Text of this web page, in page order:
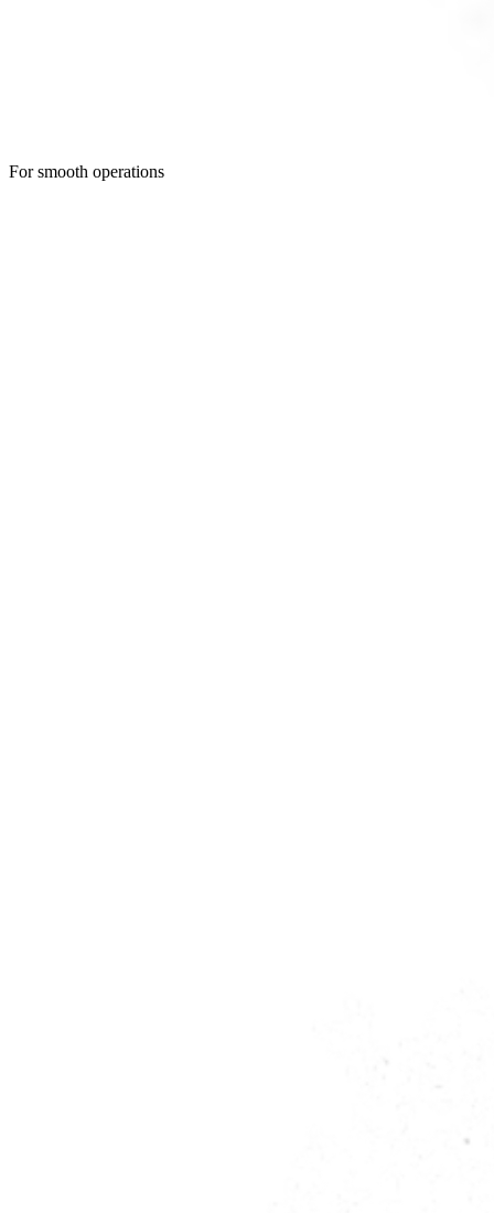
For smooth operations